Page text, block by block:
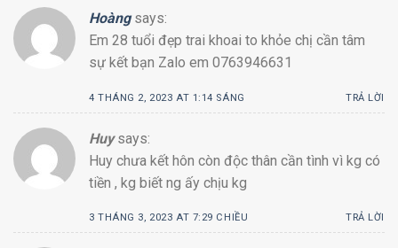
Hoàng says:
Em 28 tuổi đẹp trai khoai to khỏe chị cần tâm
sự kết bạn Zalo em 0763946631
4 THÁNG 2, 2023 AT 1:14 SÁNG TRẢ LỜI
Huy says:
Huy chưa kết hôn còn độc thân cần tình vì kg có
tiền , kg biết ng ấy chịu kg
3 THÁNG 3, 2023 AT 7:29 CHIỀU TRẢ LỜI